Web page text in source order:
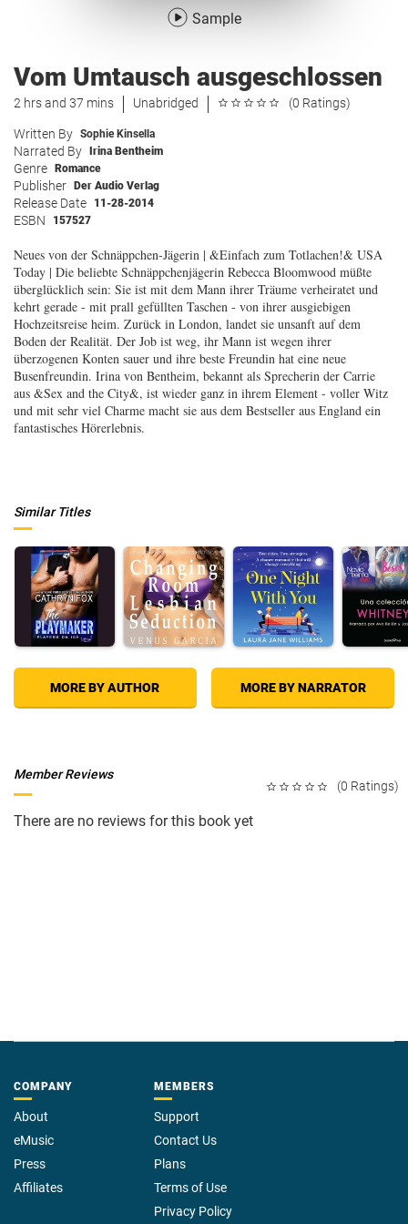
Sample
Vom Umtausch ausgeschlossen
2 hrs and 37 mins Unabridged (0 Ratings)
Written By Sophie Kinsella
Narrated By Irina Bentheim
Genre Romance
Publisher Der Audio Verlag
Release Date 11-28-2014
ESBN 157527
Neues von der Schnäppchen-Jägerin | &Einfach zum Totlachen!& USA
Today | Die beliebte Schnäppchenjägerin Rebecca Bloomwood müßte
überglücklich sein: Sie ist mit dem Mann ihrer Träume verheiratet und
kehrt gerade - mit prall gefüllten Taschen - von ihrer ausgiebigen
Hochzeitsreise heim. Zurück in London, landet sie unsanft auf dem
Boden der Realität. Der Job ist weg, ihr Mann ist wegen ihrer
überzogenen Konten sauer und ihre beste Freundin hat eine neue
Busenfreundin. Irina von Bentheim, bekannt als Sprecherin der Carrie
aus &Sex and the City&, ist wieder ganz in ihrem Element - voller Witz
und mit sehr viel Charme macht sie aus dem Bestseller aus England ein
fantastisches Hörerlebnis.
Similar Titles
MORE BY AUTHOR MORE BY NARRATOR
(0 Ratings)
Member Reviews
There are no reviews for this book yet
COMPANY
About
eMusic
Press
Affiliates
MEMBERS
Support
Contact Us
Plans
Terms of Use
Privacy Policy